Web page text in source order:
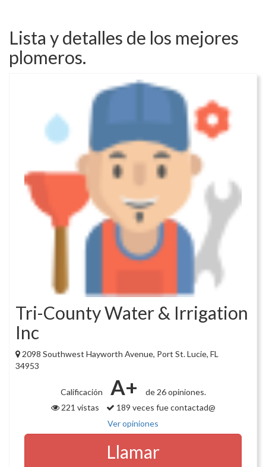
Lista y detalles de los mejores
plomeros.
Tri-County Water & Irrigation
Inc
2098 Southwest Hayworth Avenue, Port St. Lucie, FL
34953
Calificación A+
de 26 opiniones.
221 vistas
189 veces fue contactad@
Ver opiniones
Llamar